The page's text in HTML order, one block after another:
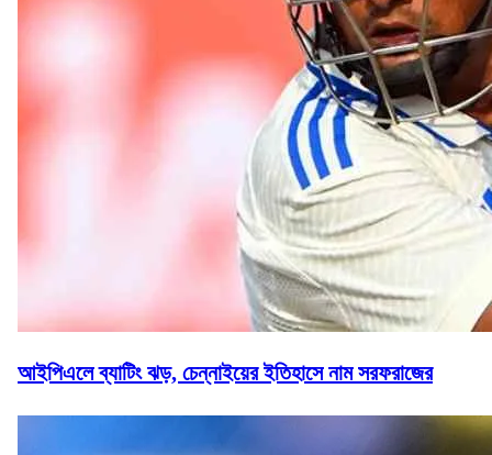
আইপিএলে ব্যাটিং ঝড়, চেন্নাইয়ের ইতিহাসে নাম সরফরাজের